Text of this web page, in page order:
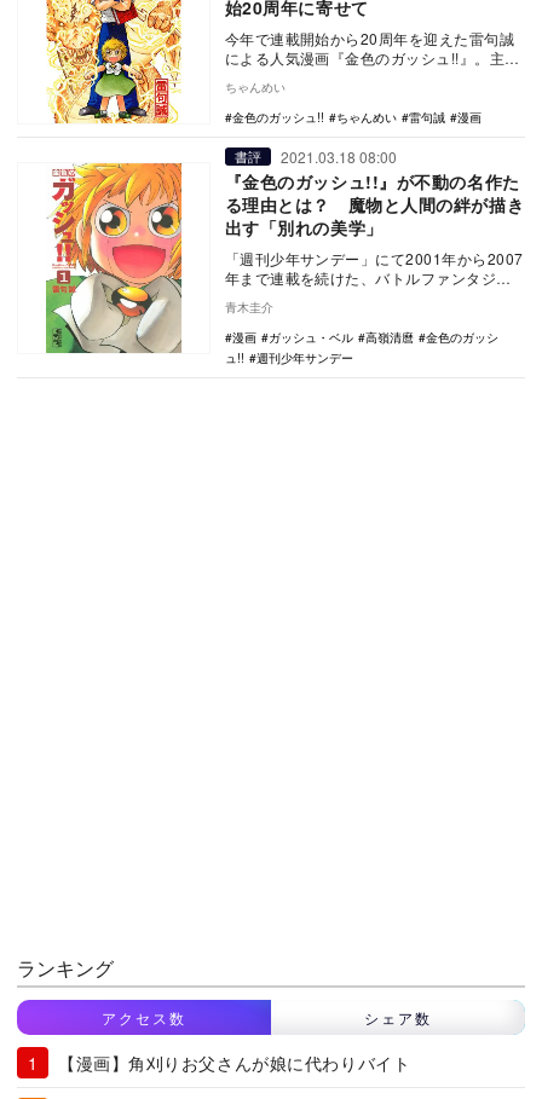
始20周年に寄せて
今年で連載開始から20周年を迎えた雷句誠
による人気漫画『金色のガッシュ!!』。主人
生・高嶺…
ちゃんめい
金色のガッシュ!!
ちゃんめい 雷句誠 漫画
書評 2021.03.18 08:00
『金色のガッシュ!!』が不動の名作た
る理由とは？ 魔物と人間の絆が描き
出す「別れの美学」
「週刊少年サンデー」にて2001年から2007
年まで連載を続けた、バトルファンタジー
14…
青木圭介
漫画
ガッシュ・ベル 高嶺清麿
金色のガッシ
ュ!!
週刊少年サンデー
ランキング
アクセス数 シェア数
【漫画】角刈りお父さんが娘に代わりバイト